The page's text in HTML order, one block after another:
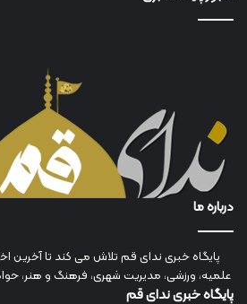
درباره ما
پایگاه خبری ندای قم تلاش می کند تا آخرین
علمیه، ورزشی، مدیریت شهری، فرهنگ و هنر،
پایگاه خبری ندای قم